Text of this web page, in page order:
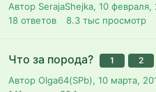
Автор SerajaShejka, 10 февраля,
18 ответов 8.3 тыс просмотр
Что за порода? 1 2
Автор Olga64(SPb), 10 марта,